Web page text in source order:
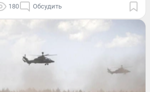
180 Обсудить